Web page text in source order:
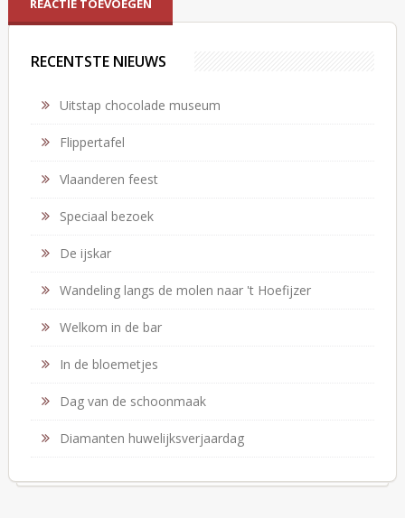
RECENTSTE NIEUWS
Uitstap chocolade museum
Flippertafel
Vlaanderen feest
Speciaal bezoek
De ijskar
Wandeling langs de molen naar 't Hoefijzer
Welkom in de bar
In de bloemetjes
Dag van de schoonmaak
Diamanten huwelijksverjaardag